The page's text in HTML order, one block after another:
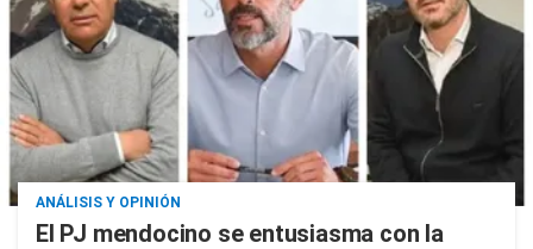
ANÁLISIS Y OPINIÓN
El PJ mendocino se entusiasma con la